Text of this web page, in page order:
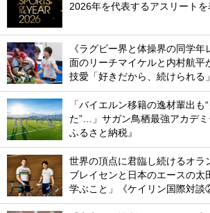
2026年を代表するアスリートを
《ラグビー界と体操界の同学
面のリーチマイケルと内村航平
技愛「好きだから、続けられる」
「バイエルン移籍の逸材輩出も
た”…」サガン鳥栖最強アカデ
ふるさと納税』
世界の頂点に君臨し続けるオラ
ブレイセンと日本のエースの太
学ぶこと」《ケイリン国際対談